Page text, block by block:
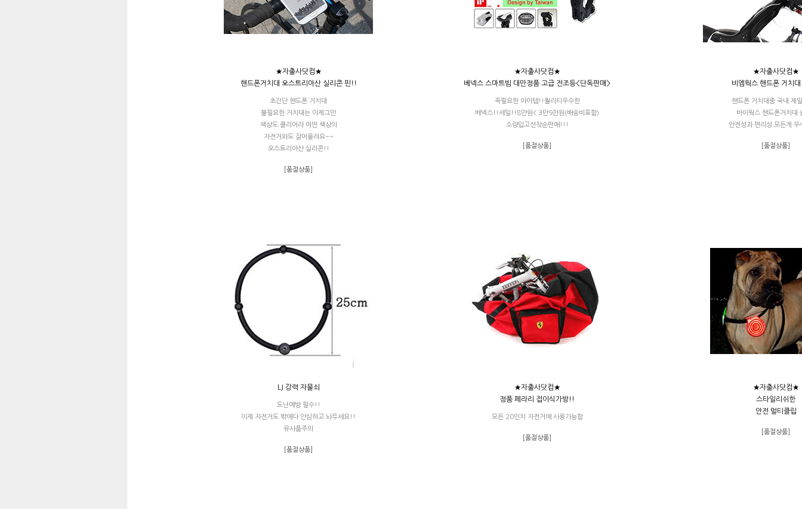
★자출사닷컴★
핸드폰거치대 오스트리아산 실리콘 핀!!
초간단 핸드폰 거치대
불필요한 거치대는 이제그만
색상도 클리어라 어떤 색상의
자전거와도 잘어울려요~~
오스트리아산 실리콘!!
[품절상품]
★자출사닷컴★
베넥스 스마트빔 대만정품 고급 전조등<단독판매>
꼭필요한 아이템!!퀄리티우수한
베넥스!!세일!!8만원< 3만9천원(배송비포함)
소량입고선착순판매!!!
[품절상품]
★자출사닷컴★
비엠웍스 핸드폰 거치
핸드폰 거치대중 국내 제
바이웍스 핸드폰거치대
안전성과 편리성 모든게 우
[품절상품]
LJ 강력 자물쇠
도난예방 필수!!
이제 자전거도 밖에다 안심하고 놔두세요!!
유사품주의
[품절상품]
★자출사닷컴★
정품 페라리 접이식가방!!
모든 20인치 자전거에 사용가능함
[품절상품]
★자출사닷컴★
스타일리쉬한
안전 멀티클립
[품절상품]